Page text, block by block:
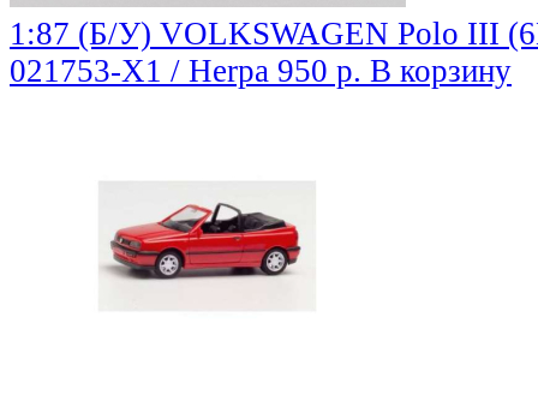
1:87 (Б/У) VOLKSWAGEN Polo III
021753-X1 / Herpa 950 р. В корзину